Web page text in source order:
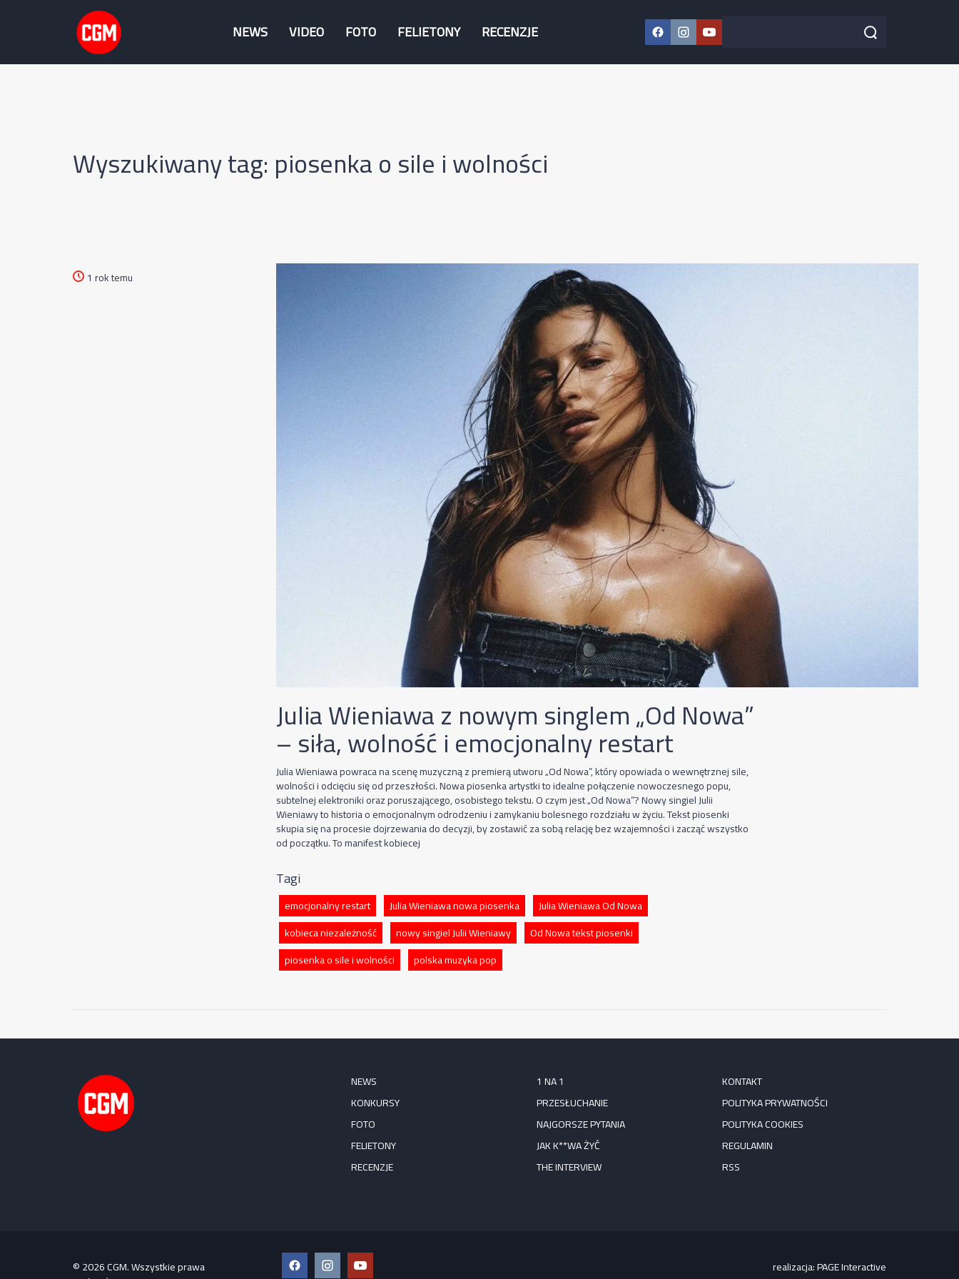
NEWS VIDEO FOTO FELIETONY RECENZJE Facebook
Instagram
YouTube
Szukaj w serwisie Szukaj
Wyszukiwany tag: piosenka o sile i wolności
1 rok temu
Julia Wieniawa z nowym singlem „Od Nowa”
– siła, wolność i emocjonalny restart
Julia Wieniawa powraca na scenę muzyczną z premierą utworu „Od Nowa”, który opowiada o wewnętrznej sile,
wolności i odcięciu się od przeszłości. Nowa piosenka artystki to idealne połączenie nowoczesnego popu,
subtelnej elektroniki oraz poruszającego, osobistego tekstu. O czym jest „Od Nowa”? Nowy singiel Julii
Wieniawy to historia o emocjonalnym odrodzeniu i zamykaniu bolesnego rozdziału w życiu. Tekst piosenki
skupia się na procesie dojrzewania do decyzji, by zostawić za sobą relację bez wzajemności i zacząć wszystko
od początku. To manifest kobiecej
Tagi
emocjonalny restart Julia Wieniawa nowa piosenka
Julia Wieniawa Od Nowa
kobieca niezależność
nowy singiel Julii Wieniawy
Od Nowa tekst piosenki
piosenka o sile i wolności
polska muzyka pop
NEWS
KONKURSY
FOTO
FELIETONY
RECENZJE
1 NA 1
PRZESŁUCHANIE
NAJGORSZE PYTANIA
JAK K**WA ŻYĆ
THE INTERVIEW
KONTAKT
POLITYKA PRYWATNOŚCI
POLITYKA COOKIES
REGULAMIN
RSS
© 2026 CGM. Wszystkie prawa FacebookInstagramYouTube realizacja:PAGE Interactive